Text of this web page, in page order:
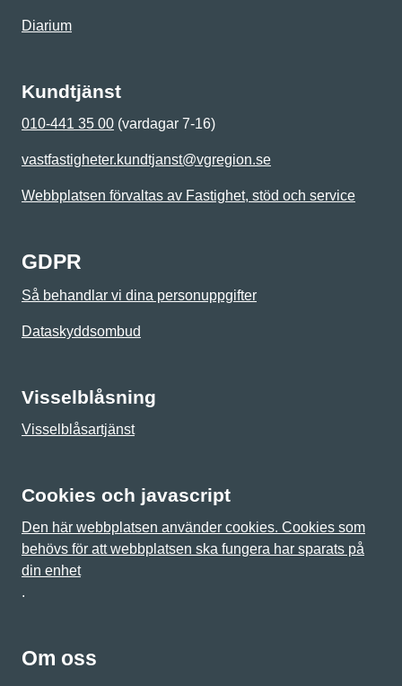
Diarium
Kundtjänst
010-441 35 00 (vardagar 7-16)
vastfastigheter.kundtjanst@vgregion.se
Webbplatsen förvaltas av Fastighet, stöd och service
GDPR
Så behandlar vi dina personuppgifter
Dataskyddsombud
Visselblåsning
Visselblåsartjänst
Cookies och javascript
Den här webbplatsen använder cookies. Cookies som
behövs för att webbplatsen ska fungera har sparats på
din enhet
.
Om oss